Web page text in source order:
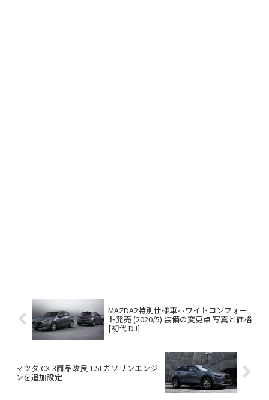
MAZDA2特別仕様車ホワイトコンフォー
ト発売 (2020/5) 装備の変更点 写真と価格
[初代 DJ]
マツダ CX-3商品改良 1.5Lガソリンエンジ
ンを追加設定